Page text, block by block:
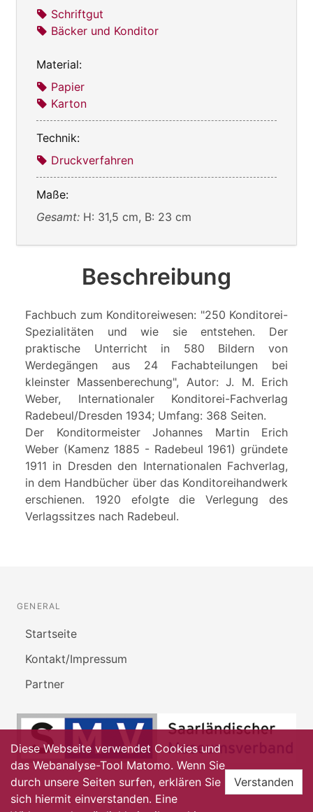
Schriftgut
Bäcker und Konditor
Material:
Papier
Karton
Technik:
Druckverfahren
Maße:
Gesamt: H: 31,5 cm, B: 23 cm
Beschreibung
Fachbuch zum Konditoreiwesen: "250 Konditorei-
Spezialitäten und wie sie entstehen. Der
praktische Unterricht in 580 Bildern von
Werdegängen aus 24 Fachabteilungen bei
kleinster Massenberechung", Autor: J. M. Erich
Weber, Internationaler Konditorei-Fachverlag
Radebeul/Dresden 1934; Umfang: 368 Seiten.
Der Konditormeister Johannes Martin Erich
Weber (Kamenz 1885 - Radebeul 1961) gründete
1911 in Dresden den Internationalen Fachverlag,
in dem Handbücher über das Konditoreihandwerk
erschienen. 1920 efolgte die Verlegung des
Verlagssitzes nach Radebeul.
GENERAL
Startseite
Kontakt/Impressum
Partner
Diese Webseite verwendet Cookies und
das Webanalyse-Tool Matomo. Wenn Sie
durch unsere Seiten surfen, erklären Sie
sich hiermit einverstanden. Eine
Verstanden